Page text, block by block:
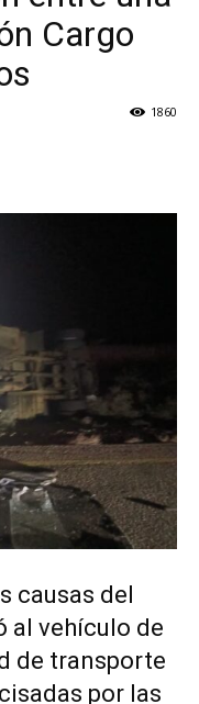
Cargo
1860
causas del
al vehículo de
de transporte
por las